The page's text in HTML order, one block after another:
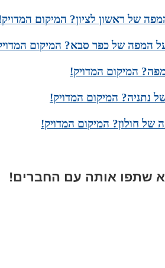
של ראשון לציון? המיקום
המפה של כפר סבא? המיקום
המיקום המדויק!
נתניה? המיקום המדויק!
של חולון? המיקום המדויק!
שתפו אותה עם החברים!